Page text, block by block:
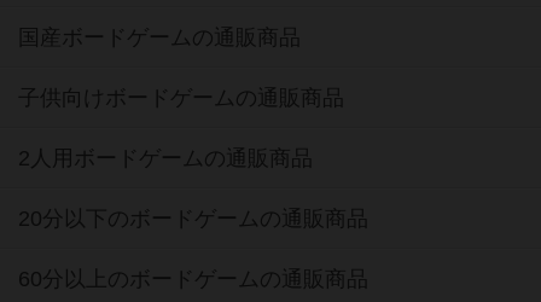
国産ボードゲームの通販商品
子供向けボードゲームの通販商品
2人用ボードゲームの通販商品
20分以下のボードゲームの通販商品
60分以上のボードゲームの通販商品